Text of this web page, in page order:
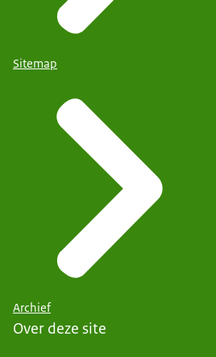
Sitemap
Archief
Over deze site